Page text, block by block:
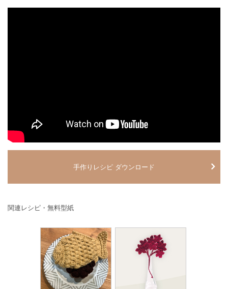
手作りレシピ ダウンロード
関連レシピ・無料型紙